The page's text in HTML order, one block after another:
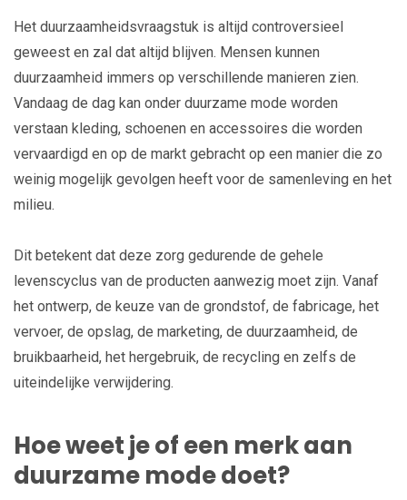
Het duurzaamheidsvraagstuk is altijd controversieel
geweest en zal dat altijd blijven. Mensen kunnen
duurzaamheid immers op verschillende manieren zien.
Vandaag de dag kan onder duurzame mode worden
verstaan kleding, schoenen en accessoires die worden
vervaardigd en op de markt gebracht op een manier die zo
weinig mogelijk gevolgen heeft voor de samenleving en het
milieu.
Dit betekent dat deze zorg gedurende de gehele
levenscyclus van de producten aanwezig moet zijn. Vanaf
het ontwerp, de keuze van de grondstof, de fabricage, het
vervoer, de opslag, de marketing, de duurzaamheid, de
bruikbaarheid, het hergebruik, de recycling en zelfs de
uiteindelijke verwijdering.
Hoe weet je of een merk aan
duurzame mode doet?